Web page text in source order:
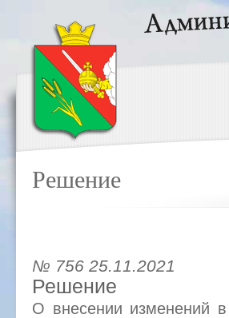
Решение
№ 756 25.11.2021
Решение
О внесении изменений